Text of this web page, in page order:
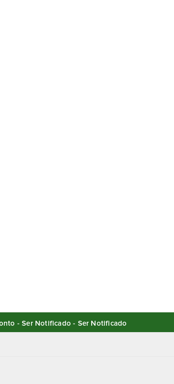
Muy Pronto - Ser Notificado - Ser Notificado